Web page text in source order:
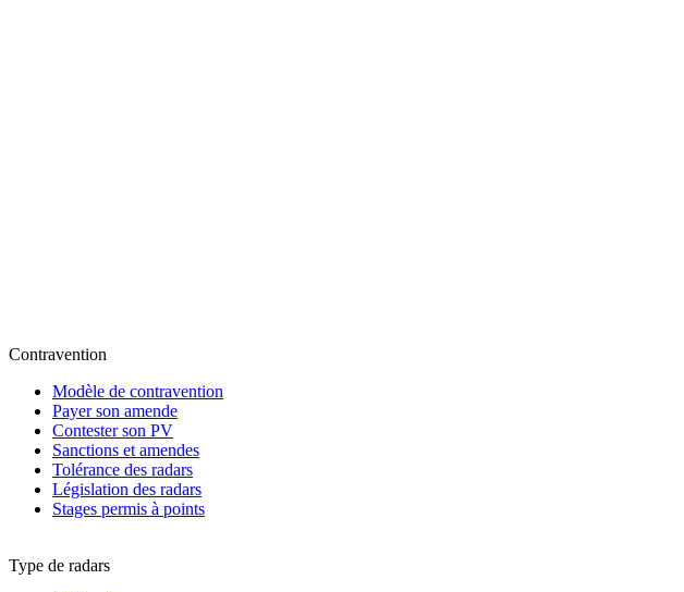
Contravention
Modèle de contravention
Payer son amende
Contester son PV
Sanctions et amendes
Tolérance des radars
Législation des radars
Stages permis à points
Type de radars